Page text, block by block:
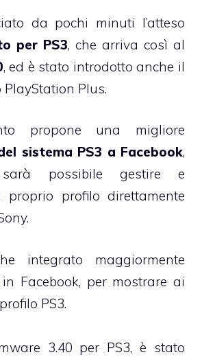
da pochi minuti l’atteso
per PS3, che arriva così al
, ed è stato introdotto anche il
Plus.
propone una migliore
sistema PS3 a Facebook,
possibile gestire e
proprio profilo direttamente
integrato maggiormente
in Facebook, per mostrare ai
PS3.
3.40 per PS3, è stato